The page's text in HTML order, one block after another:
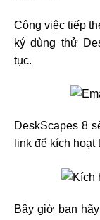
Công việc tiếp
ký dùng thử
tục.
DeskScapes 8
link để kích hoạt
Bây giờ bạn